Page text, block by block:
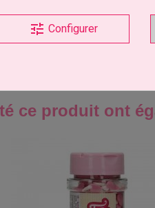
ce produit ont
tune Configurer